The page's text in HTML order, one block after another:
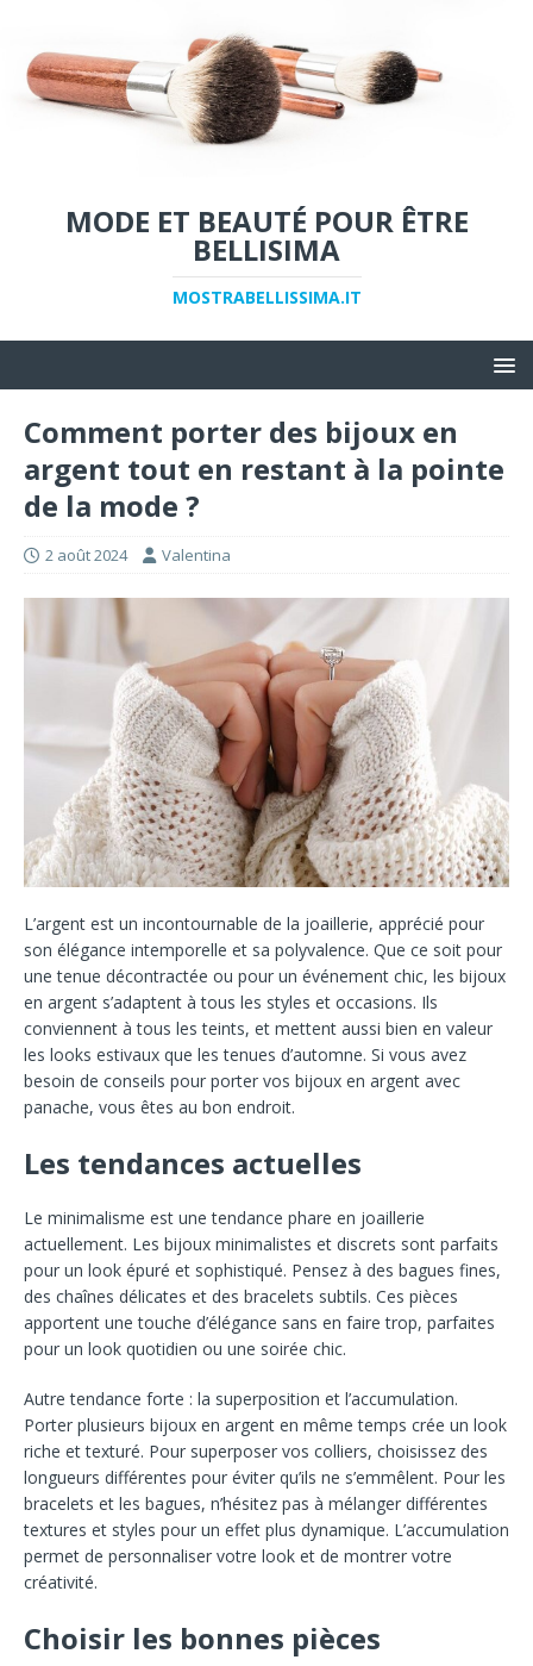
MODE ET BEAUTÉ POUR ÊTRE
BELLISIMA
MOSTRABELLISSIMA.IT
Comment porter des bijoux en
argent tout en restant à la pointe
de la mode ?
2 août 2024 Valentina
L’argent est un incontournable de la joaillerie, apprécié pour
son élégance intemporelle et sa polyvalence. Que ce soit pour
une tenue décontractée ou pour un événement chic, les bijoux
en argent s’adaptent à tous les styles et occasions. Ils
conviennent à tous les teints, et mettent aussi bien en valeur
les looks estivaux que les tenues d’automne. Si vous avez
besoin de conseils pour porter vos bijoux en argent avec
panache, vous êtes au bon endroit.
Les tendances actuelles
Le minimalisme est une tendance phare en joaillerie
actuellement. Les bijoux minimalistes et discrets sont parfaits
pour un look épuré et sophistiqué. Pensez à des bagues fines,
des chaînes délicates et des bracelets subtils. Ces pièces
apportent une touche d’élégance sans en faire trop, parfaites
pour un look quotidien ou une soirée chic.
Autre tendance forte : la superposition et l’accumulation.
Porter plusieurs bijoux en argent en même temps crée un look
riche et texturé. Pour superposer vos colliers, choisissez des
longueurs différentes pour éviter qu’ils ne s’emmêlent. Pour les
bracelets et les bagues, n’hésitez pas à mélanger différentes
textures et styles pour un effet plus dynamique. L’accumulation
permet de personnaliser votre look et de montrer votre
créativité.
Choisir les bonnes pièces